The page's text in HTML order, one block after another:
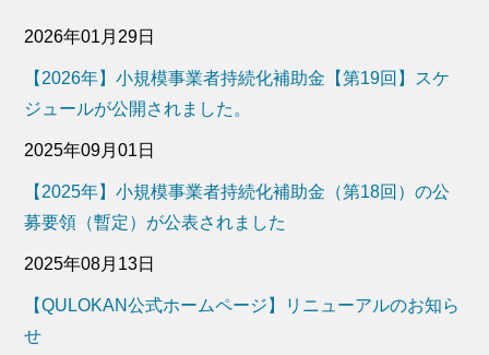
2026年01月29日
【2026年】小規模事業者持続化補助金【第19回】スケ
ジュールが公開されました。
2025年09月01日
【2025年】小規模事業者持続化補助金（第18回）の公
募要領（暫定）が公表されました
2025年08月13日
【QULOKAN公式ホームページ】リニューアルのお知ら
せ